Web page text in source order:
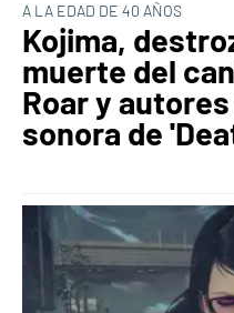
A LA EDAD DE 40 AÑOS
Kojima,
muerte del
Roar y
sonora de